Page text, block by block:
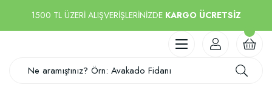
1500 TL ÜZERİ ALIŞVERİŞLERİNİZDE KARGO ÜCRETSİZ